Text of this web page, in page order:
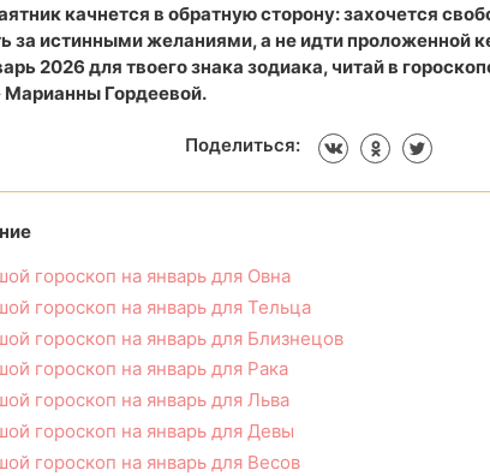
качнется в обратную сторону: захочется
за истинными желаниями, а не идти проложенной
2026 для твоего знака зодиака, читай в
Марианны Гордеевой.
Поделиться:
гороскоп на январь для Овна
гороскоп на январь для Тельца
гороскоп на январь для Близнецов
гороскоп на январь для Рака
гороскоп на январь для Льва
гороскоп на январь для Девы
гороскоп на январь для Весов